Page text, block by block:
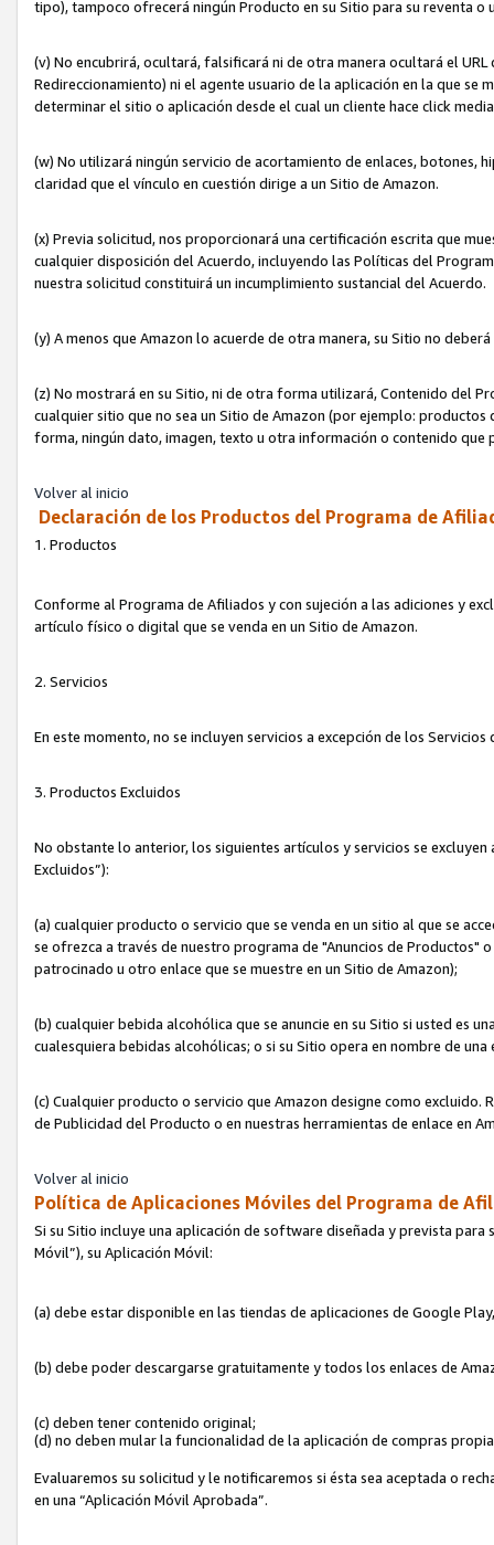
tipo), tampoco ofrecerá ningún Producto en su Sitio para su reventa o
(v) No encubrirá, ocultará, falsificará ni de otra manera ocultará el
Redireccionamiento) ni el agente usuario de la aplicación en la que
determinar el sitio o aplicación desde el cual un cliente hace click
(w) No utilizará ningún servicio de acortamiento de enlaces, botones,
claridad que el vínculo en cuestión dirige a un Sitio de Amazon.
(x) Previa solicitud, nos proporcionará una certificación escrita que
cualquier disposición del Acuerdo, incluyendo las Políticas del
nuestra solicitud constituirá un incumplimiento sustancial del Acuerdo.
(y) A menos que Amazon lo acuerde de otra manera, su Sitio no
(z) No mostrará en su Sitio, ni de otra forma utilizará, Contenido del
cualquier sitio que no sea un Sitio de Amazon (por ejemplo:
forma, ningún dato, imagen, texto u otra información o contenido
Volver al inicio
Declaración de los Productos del Programa de
1. Productos
Conforme al Programa de Afiliados y con sujeción a las adiciones y
artículo físico o digital que se venda en un Sitio de Amazon.
2. Servicios
En este momento, no se incluyen servicios a excepción de los
3. Productos Excluidos
No obstante lo anterior, los siguientes artículos y servicios se
Excluidos”):
(a) cualquier producto o servicio que se venda en un sitio al que se
se ofrezca a través de nuestro programa de "Anuncios de Productos"
patrocinado u otro enlace que se muestre en un Sitio de Amazon);
(b) cualquier bebida alcohólica que se anuncie en su Sitio si usted es
cualesquiera bebidas alcohólicas; o si su Sitio opera en nombre de
(c) Cualquier producto o servicio que Amazon designe como excluido.
de Publicidad del Producto o en nuestras herramientas de enlace en
Volver al inicio
Política de Aplicaciones Móviles del Programa de
Si su Sitio incluye una aplicación de software diseñada y prevista
Móvil”), su Aplicación Móvil:
(a) debe estar disponible en las tiendas de aplicaciones de Google
(b) debe poder descargarse gratuitamente y todos los enlaces de
(c) deben tener contenido original;
(d) no deben mular la funcionalidad de la aplicación de compras
Evaluaremos su solicitud y le notificaremos si ésta sea aceptada o
en una “Aplicación Móvil Aprobada”.